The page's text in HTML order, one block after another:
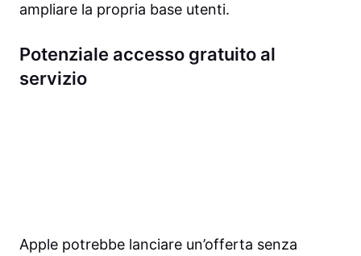
ampliare la propria base utenti.
Potenziale accesso gratuito al
servizio
Apple potrebbe lanciare un’offerta senza